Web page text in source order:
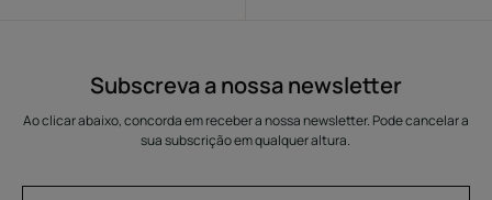
Subscreva a nossa newsletter
Ao clicar abaixo, concorda em receber a nossa newsletter. Pode cancelar a
sua subscrição em qualquer altura.